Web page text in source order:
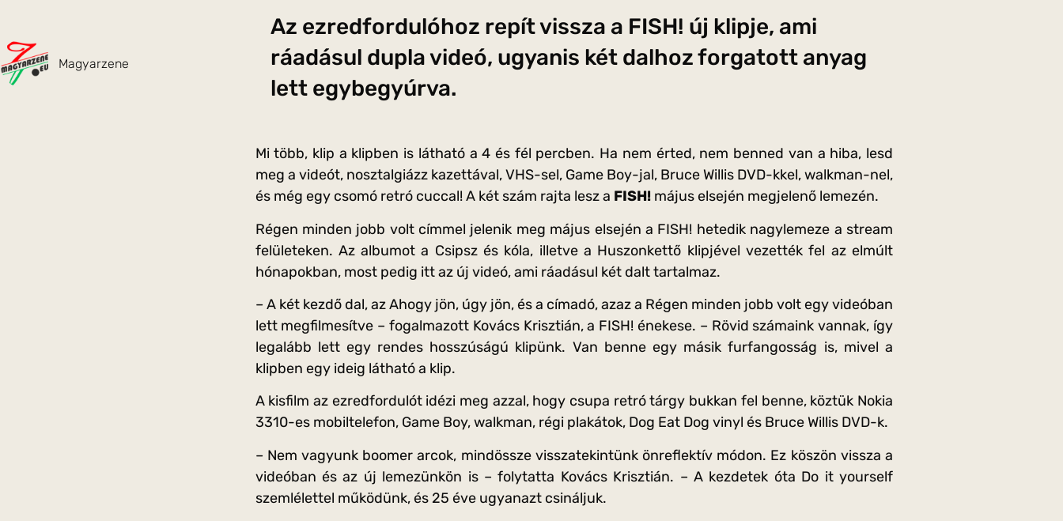
Magyarzene
Az ezredfordulóhoz repít vissza a FISH! új klipje, ami
ráadásul dupla videó, ugyanis két dalhoz forgatott anyag
lett egybegyúrva.
Mi több, klip a klipben is látható a 4 és fél percben. Ha nem érted, nem benned van a hiba, lesd
meg a videót, nosztalgiázz kazettával, VHS-sel, Game Boy-jal, Bruce Willis DVD-kkel, walkman-nel,
és még egy csomó retró cuccal! A két szám rajta lesz a FISH!május elsején megjelenő lemezén.
Régen minden jobb volt címmel jelenik meg május elsején a FISH! hetedik nagylemeze a stream
felületeken. Az albumot a Csipsz és kóla, illetve a Huszonkettő klipjével vezették fel az elmúlt
hónapokban, most pedig itt az új videó, ami ráadásul két dalt tartalmaz.
– A két kezdő dal, az Ahogy jön, úgy jön, és a címadó, azaz a Régen minden jobb volt egy videóban
lett megfilmesítve – fogalmazott Kovács Krisztián, a FISH! énekese. – Rövid számaink vannak, így
legalább lett egy rendes hosszúságú klipünk. Van benne egy másik furfangosság is, mivel a
klipben egy ideig látható a klip.
A kisfilm az ezredfordulót idézi meg azzal, hogy csupa retró tárgy bukkan fel benne, köztük Nokia
3310-es mobiltelefon, Game Boy, walkman, régi plakátok, Dog Eat Dog vinyl és Bruce Willis DVD-k.
– Nem vagyunk boomer arcok, mindössze visszatekintünk önreflektív módon. Ez köszön vissza a
videóban és az új lemezünkön is – folytatta Kovács Krisztián. – A kezdetek óta Do it yourself
szemlélettel működünk, és 25 éve ugyanazt csináljuk.